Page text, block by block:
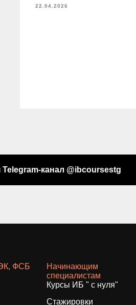
22.04.2026
канал @ibcoursestg
ФСБ
Начинающим
специалистам
Курсы ИБ " с нуля"
Стажировки